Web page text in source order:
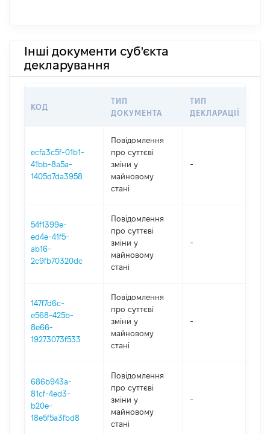
Інші документи суб'єкта
декларування
КОД
ТИП
ДОКУМЕНТА
ТИП
ДЕКЛАРАЦІЇ
ecfa3c5f-01b1-
41bb-8a5a-
1405d7da3958
Повідомлення
про суттєві
зміни y
майновому
стані
-
54f1399e-
ed4e-41f5-
ab16-
2c9fb70320dc
Повідомлення
про суттєві
зміни y
майновому
стані
-
147f7d6c-
e568-425b-
8e66-
19273073f533
Повідомлення
про суттєві
зміни y
майновому
стані
-
686b943a-
81cf-4ed3-
b20e-
18e5f5a3fbd8
Повідомлення
про суттєві
зміни y
майновому
стані
-